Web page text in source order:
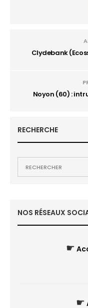
Clydebank
Noyon (60) :
RECHERCHE
NOS RÉSEAUX
☛
☛